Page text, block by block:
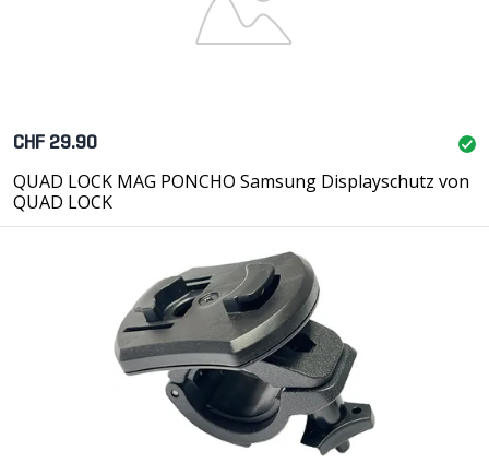
CHF 29.90
QUAD LOCK MAG PONCHO Samsung Displayschutz von
QUAD LOCK